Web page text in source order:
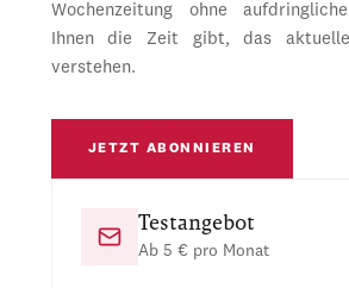
Wochenzeitung ohne
Ihnen die Zeit gibt, das aktuelle
verstehen.
JETZT ABONNIEREN
Testangebot
Ab 5 € pro Monat